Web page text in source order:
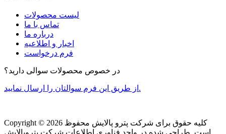
لیست محصولات
تماس با ما
درباره ما
اخبار و اطلاعیه
فرم درخواست
در خصوص محصولات سوالی دارید؟
از طریق این فرم سوالتان را ارسال نمایید.
Copyright © 2026